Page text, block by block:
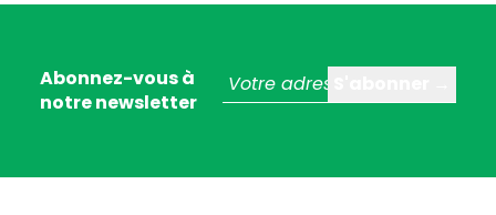
Abonnez-vous à
notre newsletter